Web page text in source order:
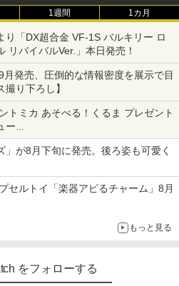
1週間 1カ月
り「DX超合金 VF-1S バルキリー ロ
リバイバルVer.」本日発売！
月発売、圧倒的な情報密度を展示で目
り下ろし】
トミカ あそべる！くるま プレゼント
ー
司ならではの体験とコラボの楽しさを
が8月下旬に発売。後ろ姿も可愛く
ンやメーターなど4種がラインナップ
セルトイ「楽器アピるチャーム」8月
もっと見る
をフォローする